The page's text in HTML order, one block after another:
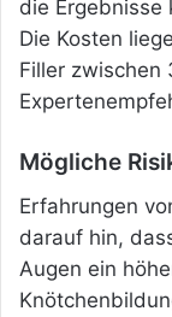
die Ergebnisse
Die Kosten
Filler zwischen
Mögliche
Erfahrungen
darauf hin,
Augen ein